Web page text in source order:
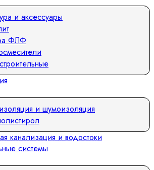
и аксессуары
ФЛФ
и шумоизоляция
канализация и водостоки
системы